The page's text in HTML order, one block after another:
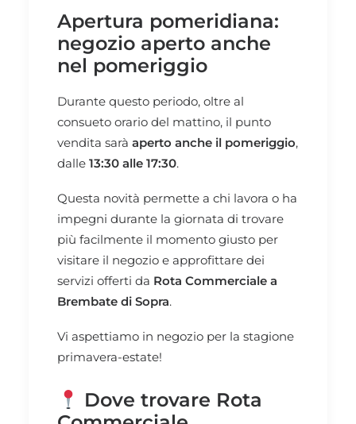
Apertura pomeridiana:
negozio aperto anche
nel pomeriggio
Durante questo periodo, oltre al
consueto orario del mattino, il punto
vendita sarà aperto anche il pomeriggio,
dalle 13:30 alle 17:30.
Questa novità permette a chi lavora o ha
impegni durante la giornata di trovare
più facilmente il momento giusto per
visitare il negozio e approfittare dei
servizi offerti da Rota Commerciale a
Brembate di Sopra.
Vi aspettiamo in negozio per la stagione
primavera-estate!
Dove trovare Rota